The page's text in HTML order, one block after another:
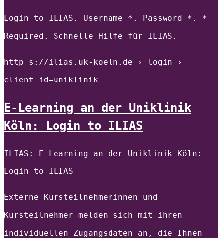
Login to ILIAS. Username *. Password *. *
Required. Schnelle Hilfe für ILIAS.
http s://ilias.uk-koeln.de › login ›
client_id=uniklinik
E-Learning an der Uniklinik
Köln: Login to ILIAS
ILIAS: E-Learning an der Uniklinik Köln:
Login to ILIAS
Externe Kursteilnehmerinnen und
Kursteilnehmer melden sich mit ihren
individuellen Zugangsdaten an, die Ihnen